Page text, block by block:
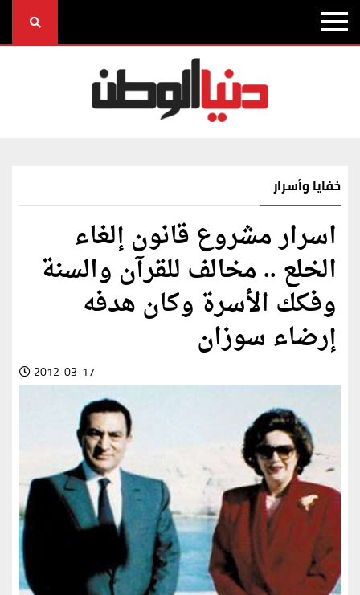
خفايا وأسرار
اسرار مشروع قانون إلغاء
الخلع .. مخالف للقرآن والسنة
وفكك الأسرة وكان هدفه
إرضاء سوزان
2012-03-17